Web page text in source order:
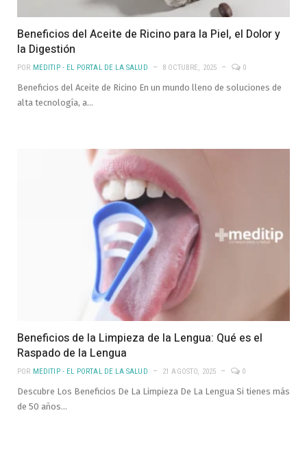
Beneficios del Aceite de Ricino para la Piel, el Dolor y
la Digestión
POR MEDITIP - EL PORTAL DE LA SALUD 8 OCTUBRE, 2025 0
Beneficios del Aceite de Ricino En un mundo lleno de soluciones de
alta tecnología, a…
Beneficios de la Limpieza de la Lengua: Qué es el
Raspado de la Lengua
POR MEDITIP - EL PORTAL DE LA SALUD 21 AGOSTO, 2025 0
Descubre Los Beneficios De La Limpieza De La Lengua Si tienes más
de 50 años…